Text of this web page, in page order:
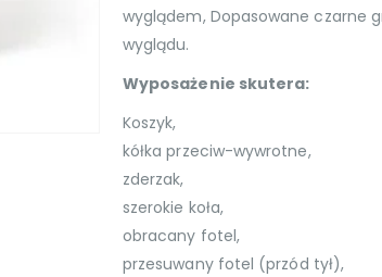
wyglądem, Dopasowane czarne
wyglądu.
Wyposażenie skutera:
Koszyk,
kółka przeciw-wywrotne,
zderzak,
szerokie koła,
obracany fotel,
przesuwany fotel (przód tył),